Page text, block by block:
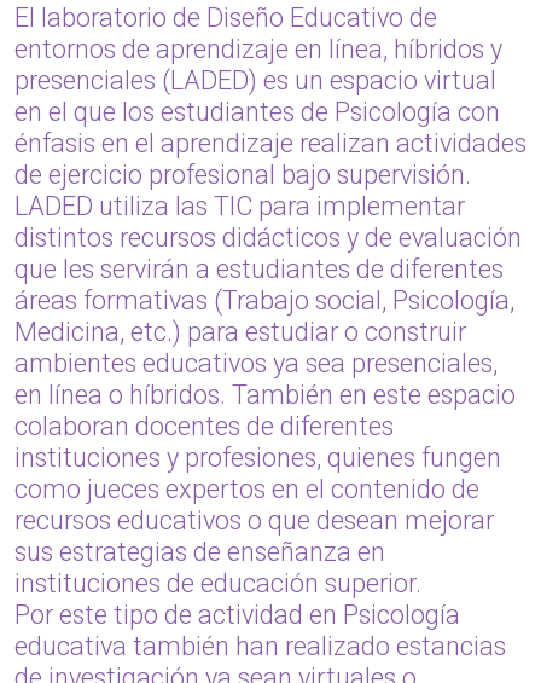
El laboratorio de Diseño Educativo de
entornos de aprendizaje en línea, híbridos y
presenciales (LADED) es un espacio virtual
en el que los estudiantes de Psicología con
énfasis en el aprendizaje realizan actividades
de ejercicio profesional bajo supervisión.
LADED utiliza las TIC para implementar
distintos recursos didácticos y de evaluación
que les servirán a estudiantes de diferentes
áreas formativas (Trabajo social, Psicología,
Medicina, etc.) para estudiar o construir
ambientes educativos ya sea presenciales,
en línea o híbridos. También en este espacio
colaboran docentes de diferentes
instituciones y profesiones, quienes fungen
como jueces expertos en el contenido de
recursos educativos o que desean mejorar
sus estrategias de enseñanza en
instituciones de educación superior.
Por este tipo de actividad en Psicología
educativa también han realizado estancias